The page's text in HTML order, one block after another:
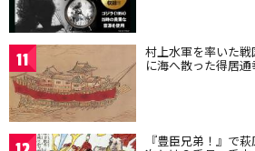
11 村上水軍を率いた
に海へ散った得居
『豊臣兄弟！』で